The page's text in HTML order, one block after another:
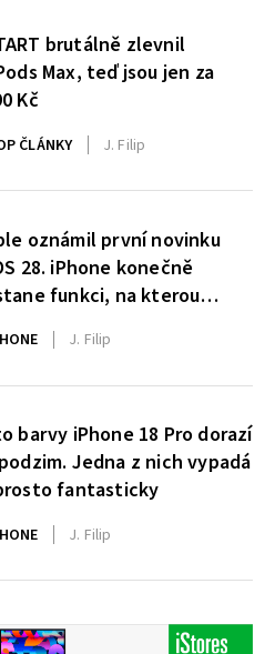
brutálně zlevnil
Max, teď jsou jen za
Kč
ČLÁNKY J. Filip
oznámil první novinku
28. iPhone konečně
funkci, na kterou
Windows čekají roky
J. Filip
barvy iPhone 18 Pro dorazí
Jedna z nich vypadá
fantasticky
J. Filip